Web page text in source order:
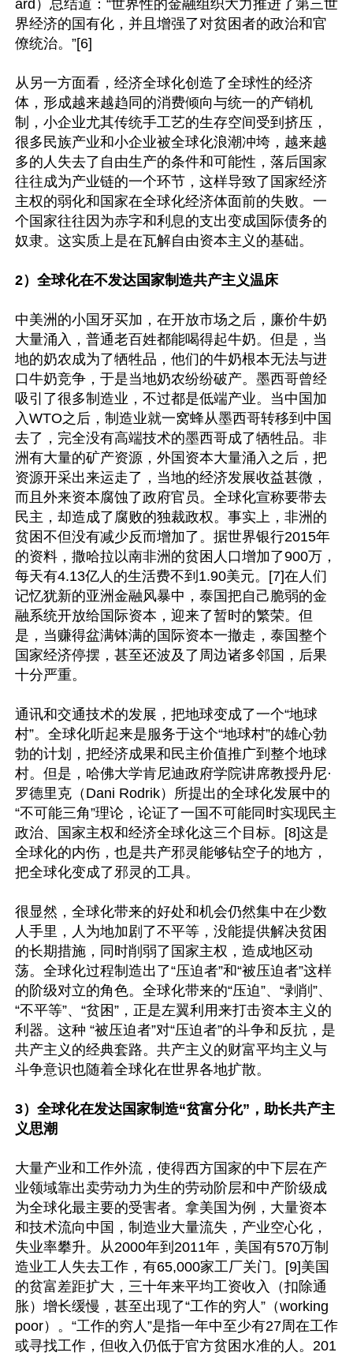
ard）总结道：“世界性的金融组织大力推进了第三世
界经济的国有化，并且增强了对贫困者的政治和官
僚统治。”[6]
从另一方面看，经济全球化创造了全球性的经济
体，形成越来越趋同的消费倾向与统一的产销机
制，小企业尤其传统手工艺的生存空间受到挤压，
很多民族产业和小企业被全球化浪潮冲垮，越来越
多的人失去了自由生产的条件和可能性，落后国家
往往成为产业链的一个环节，这样导致了国家经济
主权的弱化和国家在全球化经济体面前的失败。一
个国家往往因为赤字和利息的支出变成国际债务的
奴隶。这实质上是在瓦解自由资本主义的基础。
2）全球化在不发达国家制造共产主义温床
中美洲的小国牙买加，在开放市场之后，廉价牛奶
大量涌入，普通老百姓都能喝得起牛奶。但是，当
地的奶农成为了牺牲品，他们的牛奶根本无法与进
口牛奶竞争，于是当地奶农纷纷破产。墨西哥曾经
吸引了很多制造业，不过都是低端产业。当中国加
入WTO之后，制造业就一窝蜂从墨西哥转移到中国
去了，完全没有高端技术的墨西哥成了牺牲品。非
洲有大量的矿产资源，外国资本大量涌入之后，把
资源开采出来运走了，当地的经济发展收益甚微，
而且外来资本腐蚀了政府官员。全球化宣称要带去
民主，却造成了腐败的独裁政权。事实上，非洲的
贫困不但没有减少反而增加了。据世界银行2015年
的资料，撒哈拉以南非洲的贫困人口增加了900万，
每天有4.13亿人的生活费不到1.90美元。[7]在人们
记忆犹新的亚洲金融风暴中，泰国把自己脆弱的金
融系统开放给国际资本，迎来了暂时的繁荣。但
是，当赚得盆满钵满的国际资本一撤走，泰国整个
国家经济停摆，甚至还波及了周边诸多邻国，后果
十分严重。
通讯和交通技术的发展，把地球变成了一个“地球
村”。全球化听起来是服务于这个“地球村”的雄心勃
勃的计划，把经济成果和民主价值推广到整个地球
村。但是，哈佛大学肯尼迪政府学院讲席教授丹尼·
罗德里克（Dani Rodrik）所提出的全球化发展中的
“不可能三角”理论，论证了一国不可能同时实现民主
政治、国家主权和经济全球化这三个目标。[8]这是
全球化的内伤，也是共产邪灵能够钻空子的地方，
把全球化变成了邪灵的工具。
很显然，全球化带来的好处和机会仍然集中在少数
人手里，人为地加剧了不平等，没能提供解决贫困
的长期措施，同时削弱了国家主权，造成地区动
荡。全球化过程制造出了“压迫者”和“被压迫者”这样
的阶级对立的角色。全球化带来的“压迫”、“剥削”、
“不平等”、“贫困”，正是左翼利用来打击资本主义的
利器。这种 “被压迫者”对“压迫者”的斗争和反抗，是
共产主义的经典套路。共产主义的财富平均主义与
斗争意识也随着全球化在世界各地扩散。
3）全球化在发达国家制造“贫富分化”，助长共产主
义思潮
大量产业和工作外流，使得西方国家的中下层在产
业领域靠出卖劳动力为生的劳动阶层和中产阶级成
为全球化最主要的受害者。拿美国为例，大量资本
和技术流向中国，制造业大量流失，产业空心化，
失业率攀升。从2000年到2011年，美国有570万制
造业工人失去工作，有65,000家工厂关门。[9]美国
的贫富差距扩大，三十年来平均工资收入（扣除通
胀）增长缓慢，甚至出现了“工作的穷人”（working
poor）。“工作的穷人”是指一年中至少有27周在工作
或寻找工作，但收入仍低于官方贫困水准的人。201